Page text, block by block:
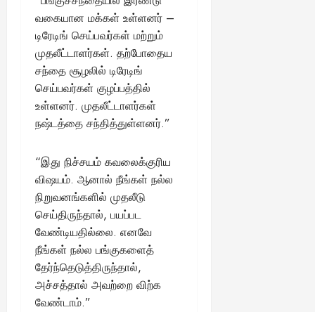
வகையான மக்கள் உள்ளனர் –
டிரேடிங் செய்பவர்கள் மற்றும்
முதலீட்டாளர்கள். தற்போதைய
சந்தை சூழலில் டிரேடிங்
செய்பவர்கள் குழப்பத்தில்
உள்ளனர். முதலீட்டாளர்கள்
நஷ்டத்தை சந்தித்துள்ளனர்.”
“இது நிச்சயம் கவலைக்குரிய
விஷயம். ஆனால் நீங்கள் நல்ல
நிறுவனங்களில் முதலீடு
செய்திருந்தால், பயப்பட
வேண்டியதில்லை. எனவே
நீங்கள் நல்ல பங்குகளைத்
தேர்ந்தெடுத்திருந்தால்,
அச்சத்தால் அவற்றை விற்க
வேண்டாம்.”